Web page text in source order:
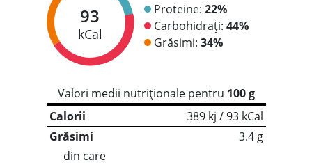
93
kCal
Proteine: 22%
Carbohidrați: 44%
Grăsimi: 34%
Valori medii nutriționale pentru 100 g
Calorii
389 kj / 93 kCal
Grăsimi
3.4 g
din care